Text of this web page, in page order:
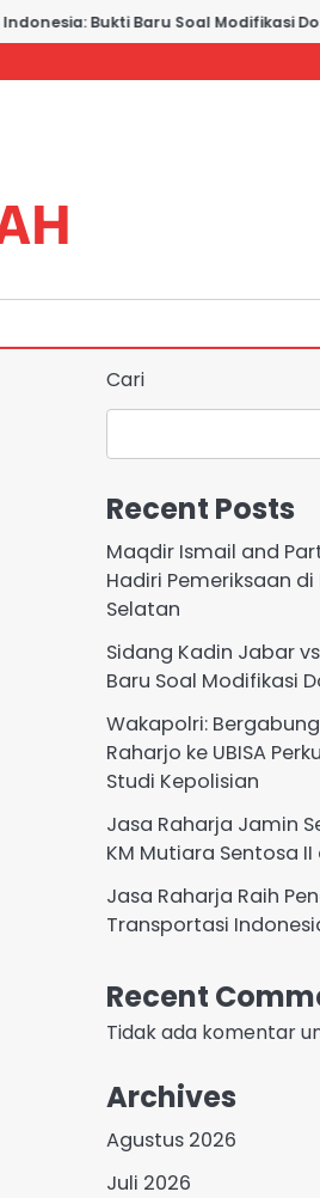
Bukti Baru Soal Modifikasi
Cari
Recent Posts
Maqdir Ismail and
Hadiri Pemeriksaan
Selatan
Sidang Kadin Jabar
Baru Soal Modifikasi
Wakapolri:
Raharjo ke UBISA
Studi Kepolisian
Jasa Raharja Jamin
KM Mutiara Sentosa
Jasa Raharja Raih
Transportasi
Recent
Tidak ada komentar
Archives
Agustus 2026
Juli 2026